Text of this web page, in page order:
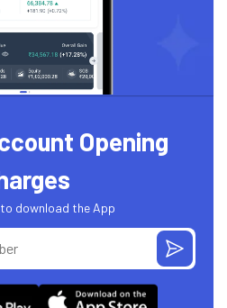
Opening
download the App